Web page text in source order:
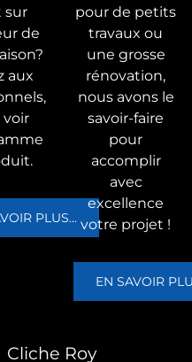
sur
de
aux
voir
PLUS...
pour de petits
travaux ou
une grosse
rénovation,
nous avons le
savoir-faire
pour
accomplir
avec
excellence
votre projet !
EN SAVOIR
Cliche Roy